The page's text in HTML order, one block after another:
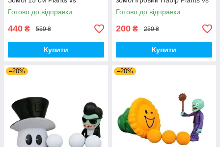
Zombies (00140)
Готово до відправки
440 ₴ 550 ₴
Купити
Zombies (00173)
Готово до відправки
200 ₴ 250 ₴
Купити
–20% –20%